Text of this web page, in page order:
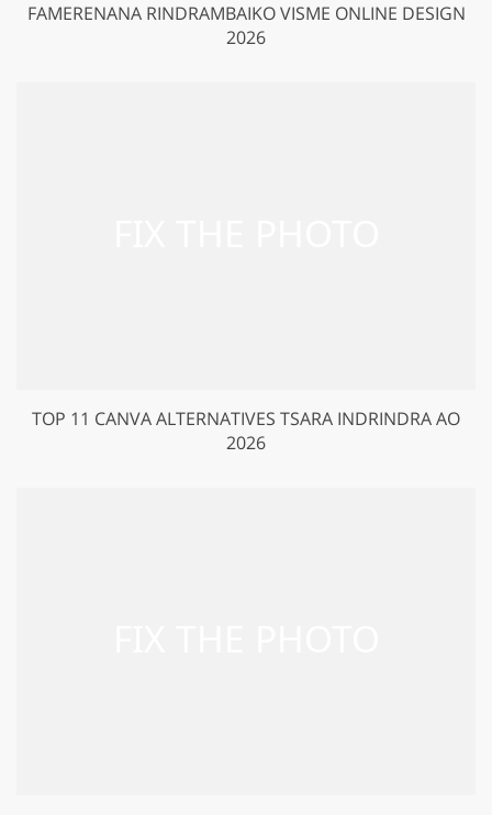
FAMERENANA RINDRAMBAIKO VISME ONLINE DESIGN
2026
TOP 11 CANVA ALTERNATIVES TSARA INDRINDRA AO
2026